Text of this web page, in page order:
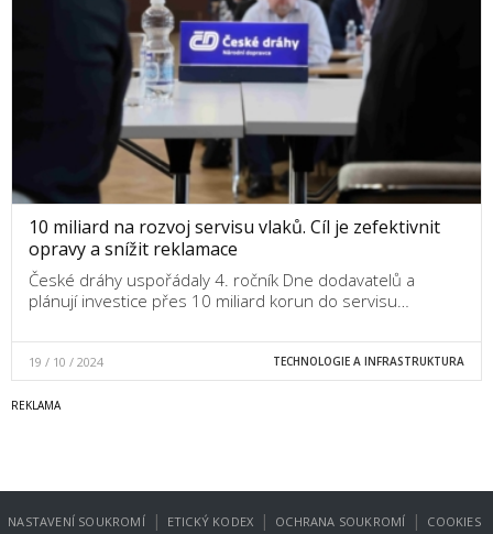
10 miliard na rozvoj servisu vlaků. Cíl je zefektivnit
opravy a snížit reklamace
České dráhy uspořádaly 4. ročník Dne dodavatelů a
plánují investice přes 10 miliard korun do servisu…
19 / 10 / 2024 TECHNOLOGIE A INFRASTRUKTURA
NASTAVENÍ SOUKROMÍ | ETICKÝ KODEX | OCHRANA SOUKROMÍ | COOKIES